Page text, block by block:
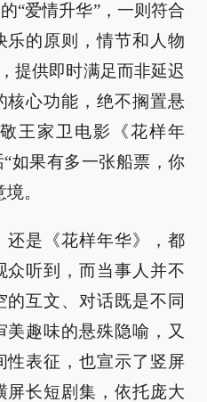
“爱情升华”，一则符合
乐的原则，情节和人物
提供即时满足而非延迟
核心功能，绝不搁置悬
王家卫电影《花样年
如果有多一张船票，你
。
还是《花样年华》，都
众听到，而当事人并不
互文、对话既是不同
美趣味的悬殊隐喻，又
性表征，也宣示了竖屏
屏长短剧集，依托庞大